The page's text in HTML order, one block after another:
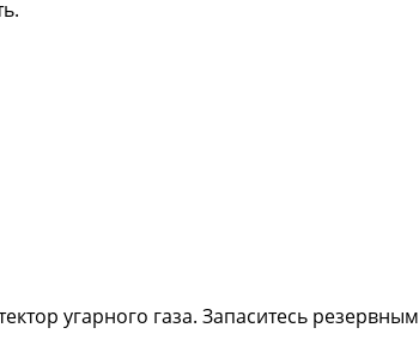
угарного газа. Запаситесь резервным